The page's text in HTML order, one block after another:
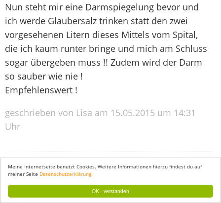
OK - verstanden
Meine Internetseite benutzt Cookies. Weitere Informationen hierzu findest du auf
meiner Seite Datenschutzerklärung
Nun steht mir eine Darmspiegelung bevor und
ich werde Glaubersalz trinken statt den zwei
vorgesehenen Litern dieses Mittels vom Spital,
die ich kaum runter bringe und mich am Schluss
sogar übergeben muss !! Zudem wird der Darm
so sauber wie nie !
Empfehlenswert !
geschrieben von Lisa am 15.05.2015 um 14:31
Uhr
Hallo Elke :-)
da gibt es leider keine Non-Plus-Ultra-Lösung ...